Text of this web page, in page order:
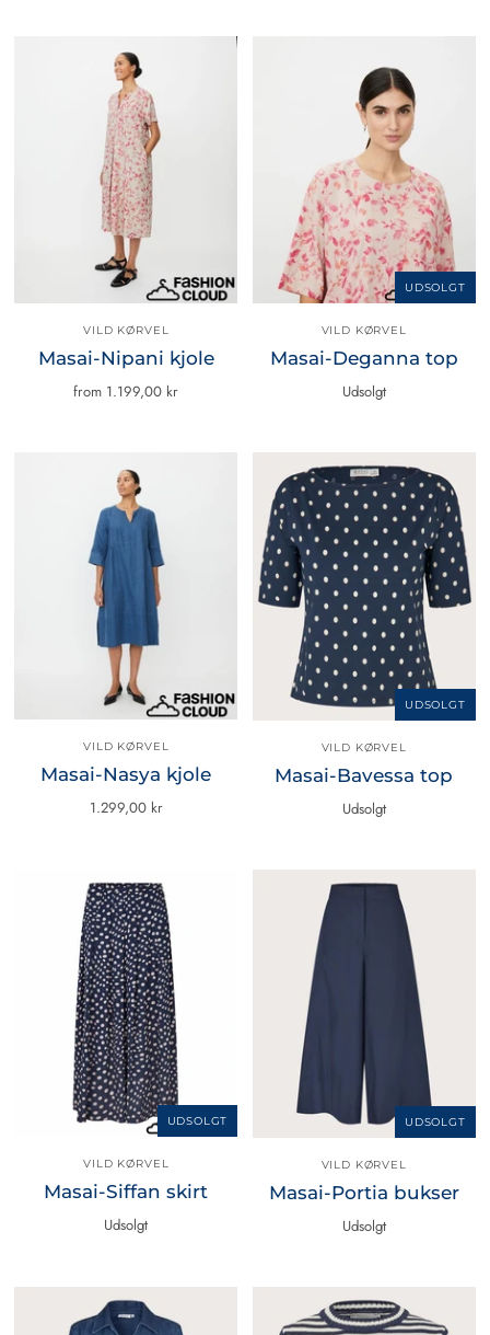
VILD KØRVEL
Masai-Nipani kjole
from 1.199,00 kr
UDSOLGT
VILD KØRVEL
Masai-Deganna top
Udsolgt
VILD KØRVEL
Masai-Nasya kjole
1.299,00 kr
UDSOLGT
VILD KØRVEL
Masai-Bavessa top
Udsolgt
UDSOLGT
VILD KØRVEL
Masai-Siffan skirt
Udsolgt
UDSOLGT
VILD KØRVEL
Masai-Portia bukser
Udsolgt